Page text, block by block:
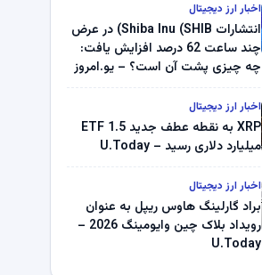
میلیون دلار U-Turn در بیت کوین را
ثبت کرد – گزارش کریپتو صبح –
U.Today
اخبار ارز دیجیتال
انتشارات Shiba Inu (SHIB) در عرض
چند ساعت 62 درصد افزایش یافت:
چه چیزی پشت آن است؟ – یو.امروز
اخبار ارز دیجیتال
XRP به نقطه عطف جدید ETF 1.5
میلیارد دلاری رسید – U.Today
اخبار ارز دیجیتال
براد گارلینگ هاوس ریپل به عنوان
رویداد بلاک چین وایومینگ 2026 –
U.Today